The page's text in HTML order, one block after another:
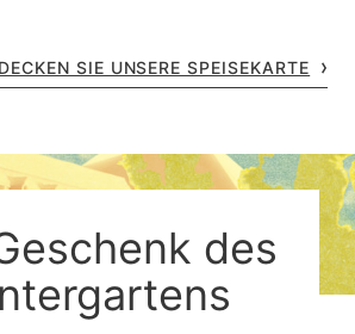
SIE UNSERE SPEISEKARTE
des